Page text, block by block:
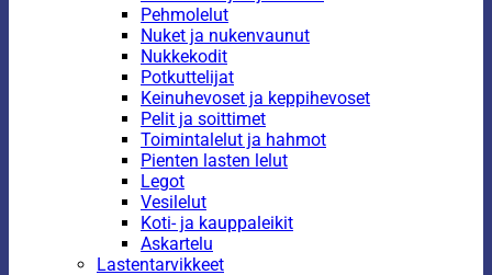
Pehmolelut
Nuket ja nukenvaunut
Nukkekodit
Potkuttelijat
Keinuhevoset ja keppihevoset
Pelit ja soittimet
Toimintalelut ja hahmot
Pienten lasten lelut
Legot
Vesilelut
Koti- ja kauppaleikit
Askartelu
Lastentarvikkeet